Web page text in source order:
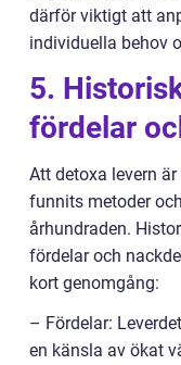
därför viktigt att
individuella behov
5.
fördelar
Att detoxa levern
funnits metoder
århundraden.
fördelar och
kort genomgång:
– Fördelar:
en känsla av ökat